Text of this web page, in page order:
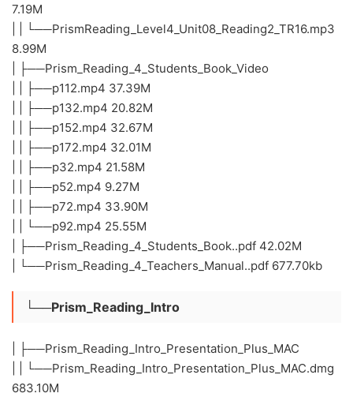
7.19M
| | └──PrismReading_Level4_Unit08_Reading2_TR16.mp3
8.99M
| ├──Prism_Reading_4_Students_Book_Video
| | ├──p112.mp4 37.39M
| | ├──p132.mp4 20.82M
| | ├──p152.mp4 32.67M
| | ├──p172.mp4 32.01M
| | ├──p32.mp4 21.58M
| | ├──p52.mp4 9.27M
| | ├──p72.mp4 33.90M
| | └──p92.mp4 25.55M
| ├──Prism_Reading_4_Students_Book..pdf 42.02M
| └──Prism_Reading_4_Teachers_Manual..pdf 677.70kb
└──Prism_Reading_Intro
| ├──Prism_Reading_Intro_Presentation_Plus_MAC
| | └──Prism_Reading_Intro_Presentation_Plus_MAC.dmg
683.10M